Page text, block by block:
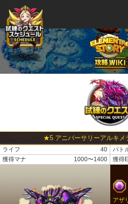
★5 アニバーサリーアルキメ
ライフ 40 バト
獲得マナ
1000〜1400 獲得
アザ